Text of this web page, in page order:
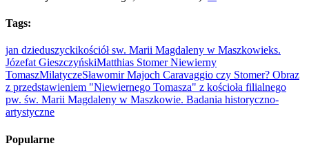
Tags:
jan dzieduszyckikościół sw. Marii Magdaleny w Maszkowieks.
Józefat GieszczyńskiMatthias Stomer Niewierny
TomaszMilatyczeSławomir Majoch Caravaggio czy Stomer? Obraz
z przedstawieniem "Niewiernego Tomasza" z kościoła filialnego
pw. św. Marii Magdaleny w Maszkowie. Badania historyczno-
artystyczne
Popularne